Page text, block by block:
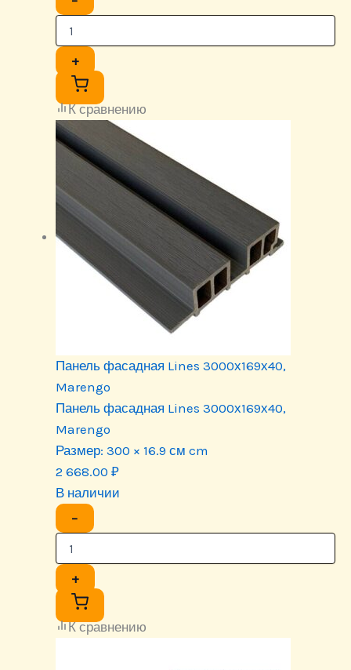
+
К сравнению
Панель фасадная Lines 3000х169х40,
Marengo
Панель фасадная Lines 3000х169х40,
Marengo
Размер: 300 × 16.9 см cm
2 668.00 ₽
В наличии
−
+
К сравнению